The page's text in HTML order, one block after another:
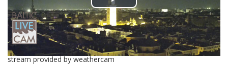
Play
Video
stream provided by weathercam